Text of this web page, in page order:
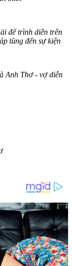
để trình diễn trên
tùng đến sự kiện
Anh Thơ - vợ diễn